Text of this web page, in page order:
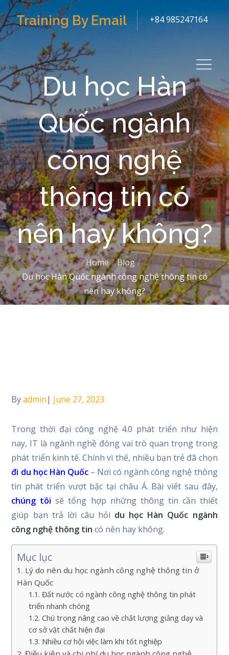
Skip
to
content
Training By Email +84 985247164
Du học Hàn
Quốc ngành
công nghệ
thông tin có
nên hay không?
Home
Blog
Du học Hàn Quốc ngành công nghệ thông tin có
nên hay không?
Byadmin
Posted
June 27, 2023
Trong thời đại công nghệ 4.0 phát triển như hiện
nay, IT là ngành nghề đóng vai trò quan trọng trong
phát triển kinh tế. Chính vì thế, nhiều bạn trẻ đã chọn
đi du học Hàn Quốc– Nơi có ngành công nghệ thông
tin phát triển vượt bậc tại châu Á. Bài viết sau đây,
chúng tôi sẽ tổng hợp những thông tin cần thiết
giúp bạn trả lời câu hỏi du học Hàn Quốc ngành
công nghệ thông tin có nên hay không.
Mục lục
Lý do nên du học ngành công nghệ thông tin ở
Hàn Quốc
Đất nước có ngành công nghệ thông tin phát
triển nhanh chóng
Chú trọng nâng cao về chất lượng giảng dạy và
cơ sở vật chất hiện đại
Nhiều cơ hội việc làm khi tốt nghiệp